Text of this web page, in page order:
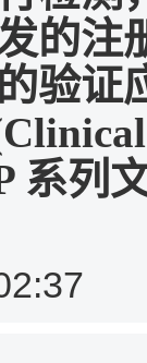
的注
验证
系列